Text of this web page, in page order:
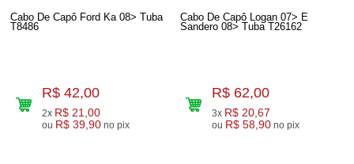
Cabo De Capô Ford Ka 08> Tuba
T8486
R$ 42,00
2x R$ 21,00
ou R$ 39,90 no pix
Cabo De Capô Logan 07> E
Sandero 08> Tuba T26162
R$ 62,00
3x R$ 20,67
ou R$ 58,90 no pix